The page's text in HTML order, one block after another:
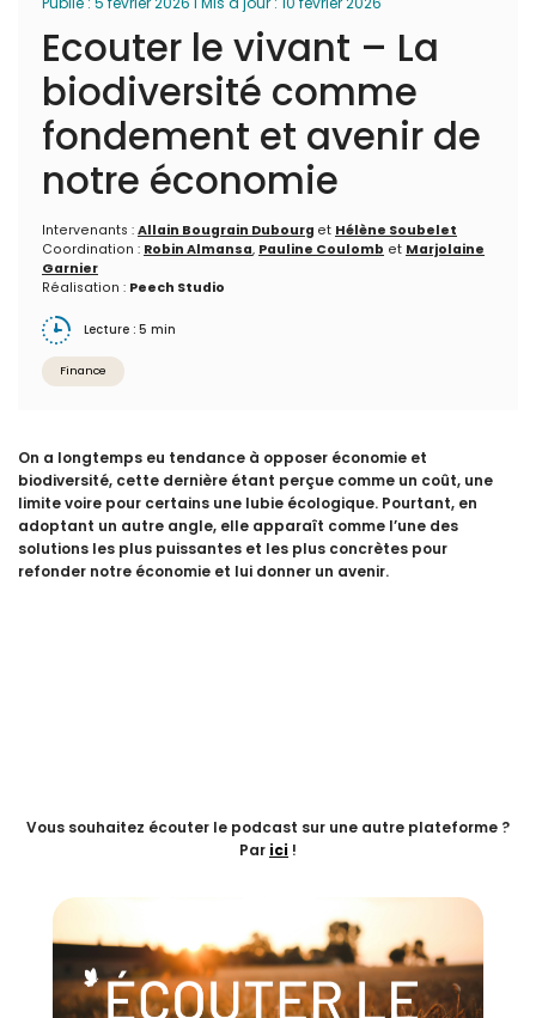
Ecouter le vivant – La
biodiversité comme
fondement et avenir de
notre économie
Intervenants : Allain Bougrain Dubourg et Hélène Soubelet
Coordination : Robin Almansa, Pauline Coulomb et Marjolaine
Garnier
Réalisation : Peech Studio
Lecture : 5 min
Finance
On a longtemps eu tendance à opposer économie et
biodiversité, cette dernière étant perçue comme un coût, une
limite voire pour certains une lubie écologique. Pourtant, en
adoptant un autre angle, elle apparaît comme l’une des
solutions les plus puissantes et les plus concrètes pour
refonder notre économie et lui donner un avenir.
Vous souhaitez écouter le podcast sur une autre plateforme ?
Par ici !